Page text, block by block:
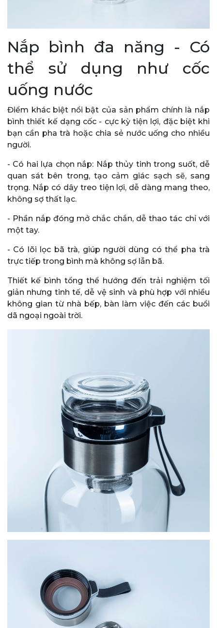
Nắp bình đa năng - Có
thể sử dụng như cốc
uống nước
Điểm khác biệt nổi bật của sản phẩm chính là nắp
bình thiết kế dạng cốc - cực kỳ tiện lợi, đặc biệt khi
bạn cần pha trà hoặc chia sẻ nước uống cho nhiều
người.
- Có hai lựa chọn nắp: Nắp thủy tinh trong suốt, dễ
quan sát bên trong, tạo cảm giác sạch sẽ, sang
trọng. Nắp có dây treo tiện lợi, dễ dàng mang theo,
không sợ thất lạc.
- Phần nắp đóng mở chắc chắn, dễ thao tác chỉ với
một tay.
- Có lõi lọc bã trà, giúp người dùng có thể pha trà
trực tiếp trong bình mà không sợ lẫn bã.
Thiết kế bình tổng thể hướng đến trải nghiệm tối
giản nhưng tinh tế, dễ vệ sinh và phù hợp với nhiều
không gian từ nhà bếp, bàn làm việc đến các buổi
dã ngoại ngoài trời.